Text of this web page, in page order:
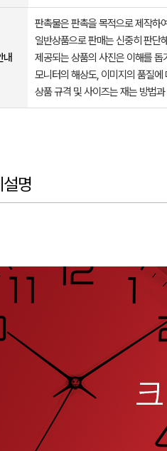
내
판촉물은 판촉을 목적으로 제작하
일반상품으로 판매는 신중히 판단
제공되는 상품의 사진은 이해를
모니터의 해상도, 이미지의 품질
상품 규격 및 사이즈는 재는 방법
명